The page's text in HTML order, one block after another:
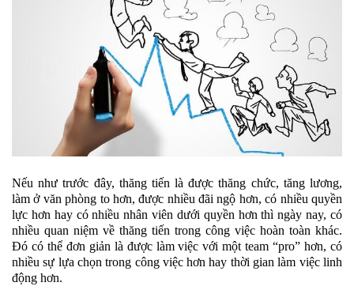
Nếu như trước đây, thăng tiến là được thăng chức, tăng lương,
làm ở văn phòng to hơn, được nhiều đãi ngộ hơn, có nhiều quyền
lực hơn hay có nhiều nhân viên dưới quyền hơn thì ngày nay, có
nhiều quan niệm về thăng tiến trong công việc hoàn toàn khác.
Đó có thể đơn giản là được làm việc với một team “pro” hơn, có
nhiều sự lựa chọn trong công việc hơn hay thời gian làm việc linh
động hơn.